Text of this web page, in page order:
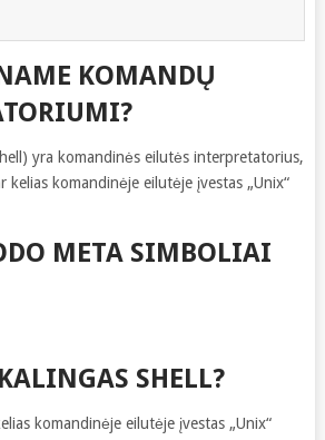
KOMANDŲ
yra komandinės eilutės interpretatorius,
kelias komandinėje eilutėje įvestas „Unix“
META SIMBOLIAI
SHELL?
komandinėje eilutėje įvestas „Unix“